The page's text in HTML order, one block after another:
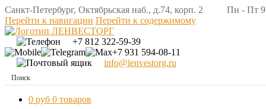
Санкт-Петербург, Октябрьская наб., д.74, корп. 2 Пн - Пт
Перейти к навигации Перейти к содержимому
+7 812 322-59-39
+7 931 594-08-11
info@lenvestorg.ru
0 руб 0 товаров